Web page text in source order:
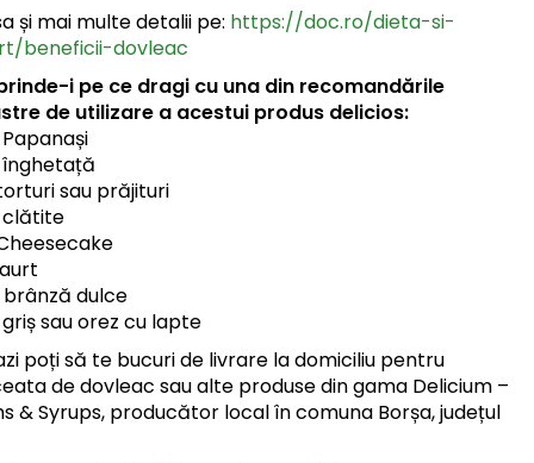
și mai multe detalii pe: https://doc.ro/dieta-si-
beneficii-dovleac
i pe ce dragi cu una din recomandările
de utilizare a acestui produs delicios:
sau prăjituri
dulce
sau orez cu lapte
poți să te bucuri de livrare la domiciliu pentru
de dovleac sau alte produse din gama Delicium –
& Syrups, producător local în comuna Borșa, județul